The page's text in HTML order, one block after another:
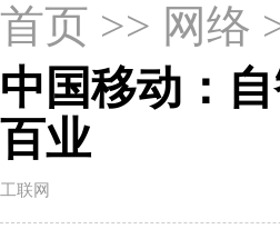
首页 >> 网络
中国移动：
百业
工联网